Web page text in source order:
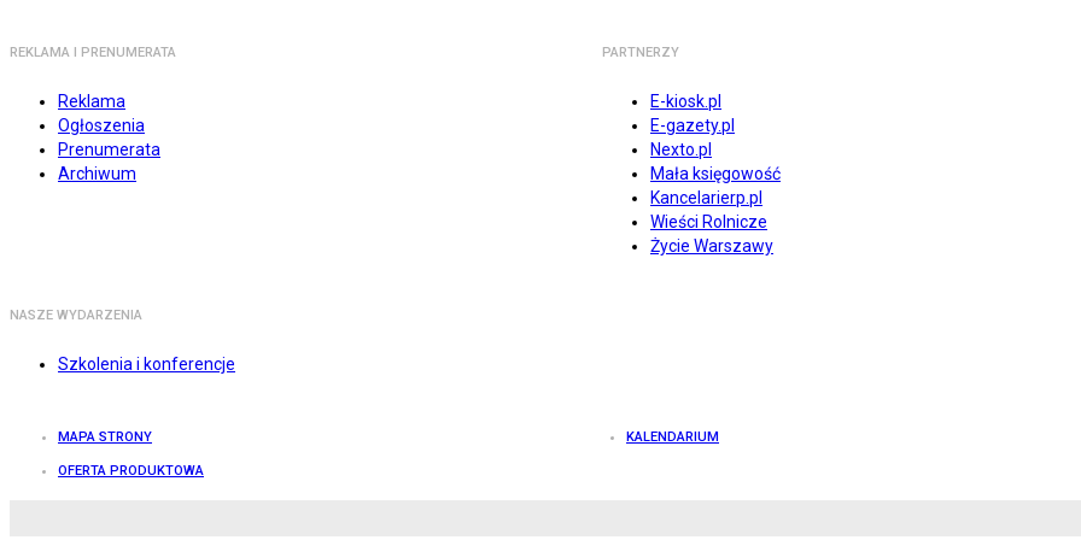
REKLAMA I PRENUMERATA
Reklama
Ogłoszenia
Prenumerata
Archiwum
PARTNERZY
E-kiosk.pl
E-gazety.pl
Nexto.pl
Mała księgowość
Kancelarierp.pl
Wieści Rolnicze
Życie Warszawy
NASZE WYDARZENIA
Szkolenia i konferencje
MAPA STRONY KALENDARIUM
OFERTA PRODUKTOWA